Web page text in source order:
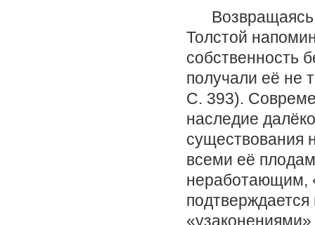
Возвращаясь
Толстой
собственность
получали её не
С. 393).
наследие
существования
всеми её
неработающим,